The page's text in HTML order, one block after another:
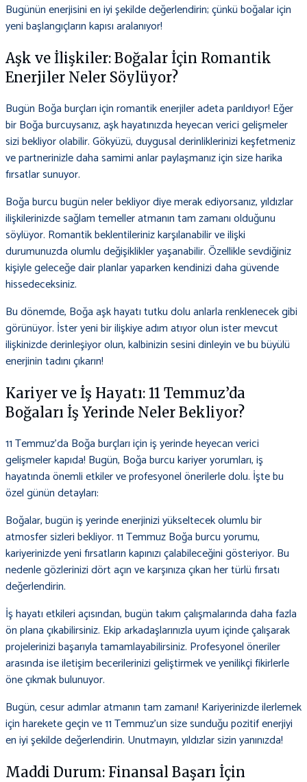
Bugünün enerjisini en iyi şekilde değerlendirin; çünkü boğalar için
yeni başlangıçların kapısı aralanıyor!
Aşk ve İlişkiler: Boğalar İçin Romantik
Enerjiler Neler Söylüyor?
Bugün Boğa burçları için romantik enerjiler adeta parıldıyor! Eğer
bir Boğa burcuysanız, aşk hayatınızda heyecan verici gelişmeler
sizi bekliyor olabilir. Gökyüzü, duygusal derinliklerinizi keşfetmeniz
ve partnerinizle daha samimi anlar paylaşmanız için size harika
fırsatlar sunuyor.
Boğa burcu bugün neler bekliyor diye merak ediyorsanız, yıldızlar
ilişkilerinizde sağlam temeller atmanın tam zamanı olduğunu
söylüyor. Romantik beklentileriniz karşılanabilir ve ilişki
durumunuzda olumlu değişiklikler yaşanabilir. Özellikle sevdiğiniz
kişiyle geleceğe dair planlar yaparken kendinizi daha güvende
hissedeceksiniz.
Bu dönemde, Boğa aşk hayatı tutku dolu anlarla renklenecek gibi
görünüyor. İster yeni bir ilişkiye adım atıyor olun ister mevcut
ilişkinizde derinleşiyor olun, kalbinizin sesini dinleyin ve bu büyülü
enerjinin tadını çıkarın!
Kariyer ve İş Hayatı: 11 Temmuz’da
Boğaları İş Yerinde Neler Bekliyor?
11 Temmuz’da Boğa burçları için iş yerinde heyecan verici
gelişmeler kapıda! Bugün, Boğa burcu kariyer yorumları, iş
hayatında önemli etkiler ve profesyonel önerilerle dolu. İşte bu
özel günün detayları:
Boğalar, bugün iş yerinde enerjinizi yükseltecek olumlu bir
atmosfer sizleri bekliyor. 11 Temmuz Boğa burcu yorumu,
kariyerinizde yeni fırsatların kapınızı çalabileceğini gösteriyor. Bu
nedenle gözlerinizi dört açın ve karşınıza çıkan her türlü fırsatı
değerlendirin.
İş hayatı etkileri açısından, bugün takım çalışmalarında daha fazla
ön plana çıkabilirsiniz. Ekip arkadaşlarınızla uyum içinde çalışarak
projelerinizi başarıyla tamamlayabilirsiniz. Profesyonel öneriler
arasında ise iletişim becerilerinizi geliştirmek ve yenilikçi fikirlerle
öne çıkmak bulunuyor.
Bugün, cesur adımlar atmanın tam zamanı! Kariyerinizde ilerlemek
için harekete geçin ve 11 Temmuz’un size sunduğu pozitif enerjiyi
en iyi şekilde değerlendirin. Unutmayın, yıldızlar sizin yanınızda!
Maddi Durum: Finansal Başarı İçin